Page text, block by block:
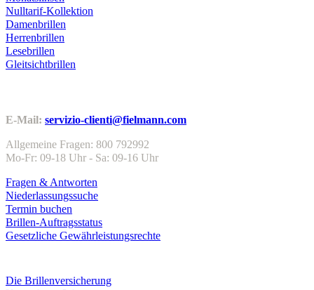
Nulltarif-Kollektion
Damenbrillen
Herrenbrillen
Lesebrillen
Gleitsichtbrillen
E-Mail: servizio-clienti@fielmann.com
Allgemeine Fragen: 800 792992
Mo-Fr: 09-18 Uhr - Sa: 09-16 Uhr
Fragen & Antworten
Niederlassungssuche
Termin buchen
Brillen-Auftragsstatus
Gesetzliche Gewährleistungsrechte
Die Brillenversicherung